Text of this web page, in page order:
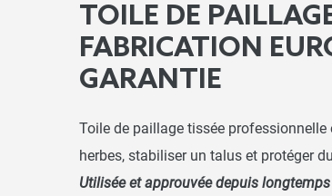
TOILE DE
FABRICATION
GARANTIE
Toile de paillage tissée
herbes, stabiliser un talus et protéger
Utilisée et approuvée depuis